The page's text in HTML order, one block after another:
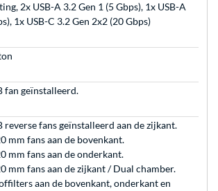
2x USB-A 3.2 Gen 1 (5 Gbps), 1x USB-A
1x USB-C 3.2 Gen 2x2 (20 Gbps)
fan geïnstalleerd.
reverse fans geïnstalleerd aan de zijkant.
mm fans aan de bovenkant.
mm fans aan de onderkant.
mm fans aan de zijkant / Dual chamber.
aan de bovenkant, onderkant en